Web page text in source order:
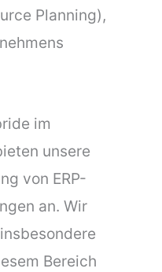
Planning),
im
unsere
von ERP-
an. Wir
Bereich